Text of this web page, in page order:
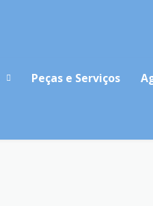
Peças e Serviços